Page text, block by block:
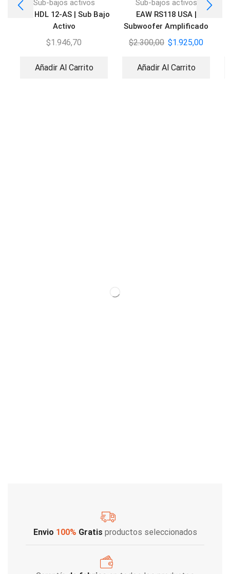
Sub-bajos activos
RCF HDL 12-AS | Sub Bajo
Activo
$1.946,70
Añadir Al Carrito
Sub-bajos activos
EAW RS118 USA |
Subwoofer Amplificado
1500W
$2.300,00 $1.925,00
Añadir Al Carrito
Envio 100% Gratis productos seleccionados